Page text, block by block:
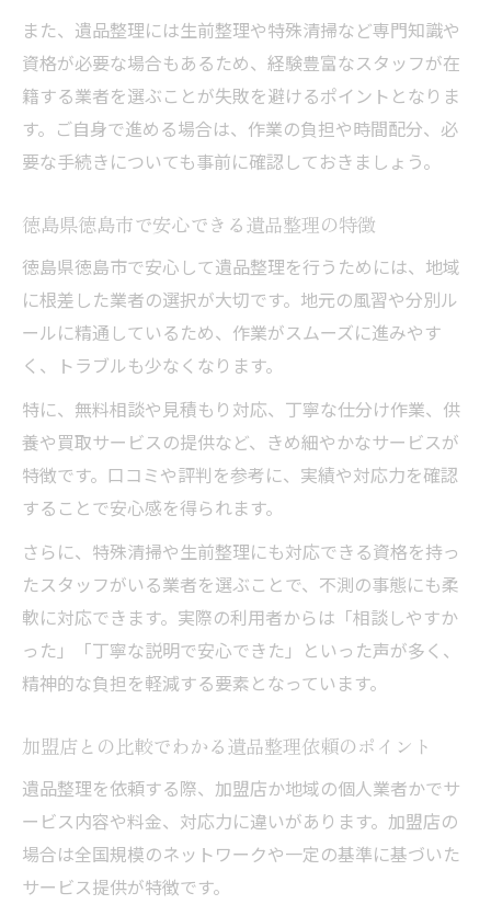
ト
見積もり時に気をつけたい遺品整理評定の
注意点
徳島県徳島市の遺品整理加盟店利用時の心
遺品整理業者選びで失敗を防ぐための基準
徳島県徳島市における遺品整理の要点
徳島県徳島市で遺品整理を行う際の特徴
遺品整理の地域事情と評定のポイントを解
説
遺品整理依頼時に知っておきたい加盟店の
選び方
徳島のゴミ回収業者と遺品整理の違いを理
解
遺品整理と清掃を一括で依頼するメリット
とは
初めてでも迷わない遺品整理の流れ
遺品整理の基本的な流れを丁寧に解説
遺品整理依頼から作業完了までの手順とコ
遺品整理評定時に押さえたいポイントまと
め
初めての実家片付けも安心の遺品整理サポ
ート
遺品整理と清掃サービスの組み合わせ方法
また、遺品整理には生前整理や特殊清掃など専門知識や
資格が必要な場合もあるため、経験豊富なスタッフが在
籍する業者を選ぶことが失敗を避けるポイントとなりま
す。ご自身で進める場合は、作業の負担や時間配分、必
要な手続きについても事前に確認しておきましょう。
徳島県徳島市で安心できる遺品整理の特徴
徳島県徳島市で安心して遺品整理を行うためには、地域
に根差した業者の選択が大切です。地元の風習や分別ル
ールに精通しているため、作業がスムーズに進みやす
く、トラブルも少なくなります。
特に、無料相談や見積もり対応、丁寧な仕分け作業、供
養や買取サービスの提供など、きめ細やかなサービスが
特徴です。口コミや評判を参考に、実績や対応力を確認
することで安心感を得られます。
さらに、特殊清掃や生前整理にも対応できる資格を持っ
たスタッフがいる業者を選ぶことで、不測の事態にも柔
軟に対応できます。実際の利用者からは「相談しやすか
った」「丁寧な説明で安心できた」といった声が多く、
精神的な負担を軽減する要素となっています。
加盟店との比較でわかる遺品整理依頼のポイント
遺品整理を依頼する際、加盟店か地域の個人業者かでサ
ービス内容や料金、対応力に違いがあります。加盟店の
場合は全国規模のネットワークや一定の基準に基づいた
サービス提供が特徴です。